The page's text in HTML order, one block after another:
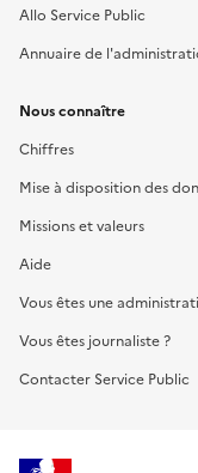
Allo Service Public
Annuaire de
Nous connaître
Chiffres
Mise à disposition des
Missions et valeurs
Aide
Vous êtes une
Vous êtes journaliste ?
Contacter Service Public